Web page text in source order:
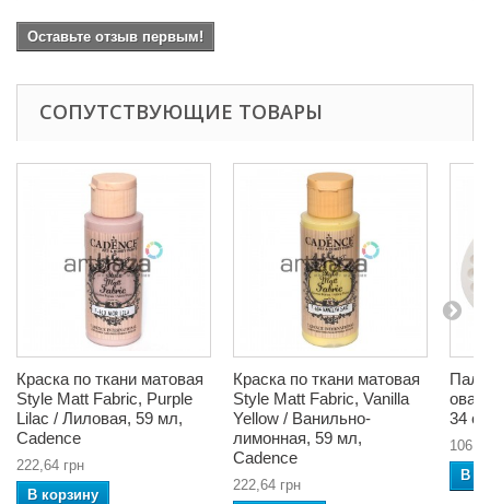
Оставьте отзыв первым!
СОПУТСТВУЮЩИЕ ТОВАРЫ
Краска по ткани матовая
Style Matt Fabric, Purple
Lilac / Лиловая, 59 мл,
Cadence
222,64 грн
В корзину
Краска по ткани матовая
Style Matt Fabric, Vanilla
Yellow / Ванильно-
лимонная, 59 мл,
Cadence
222,64 грн
34
В